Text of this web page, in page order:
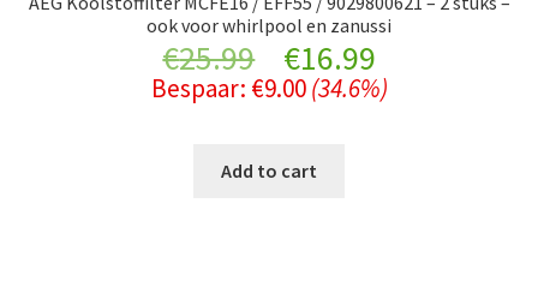
ook voor whirlpool en zanussi
€25.99
Original
price
was:
€16.99Current
price
Bespaar: €9.00 (34.6%)
Add to cart